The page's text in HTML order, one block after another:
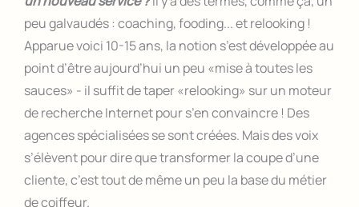
peu galvaudés : coaching, fooding... et relooking !
Apparue voici 10-15 ans, la notion s’est développée au
point d’être aujourd’hui un peu «mise à toutes les
sauces» - il suffit de taper «relooking» sur un moteur
de recherche Internet pour s’en convaincre ! Des
agences spécialisées se sont créées. Mais des voix
s’élèvent pour dire que transformer la coupe d’une
cliente, c’est tout de même un peu la base du métier
de coiffeur.